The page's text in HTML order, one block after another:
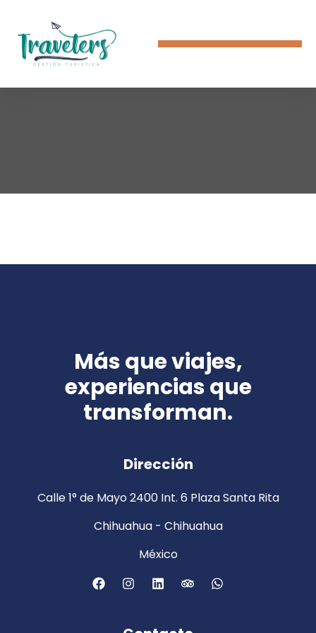
Más que viajes,
experiencias que
transforman.
Dirección
Calle 1° de Mayo 2400 Int. 6 Plaza Santa Rita
Chihuahua - Chihuahua
México